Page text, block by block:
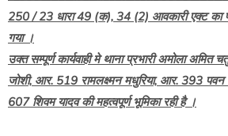
250 / 23 धारा 49 (क), 34 (2) आवकारी एक्ट का
गया ।
उक्त सम्पूर्ण कार्यवाही मे थाना प्रभारी अमोला अमित
जोशी, आर. 519 रामलक्ष्मन मधुरिया, आर. 393 पवन
607 शिवम यादव की महत्वपूर्ण भूमिका रही है ।